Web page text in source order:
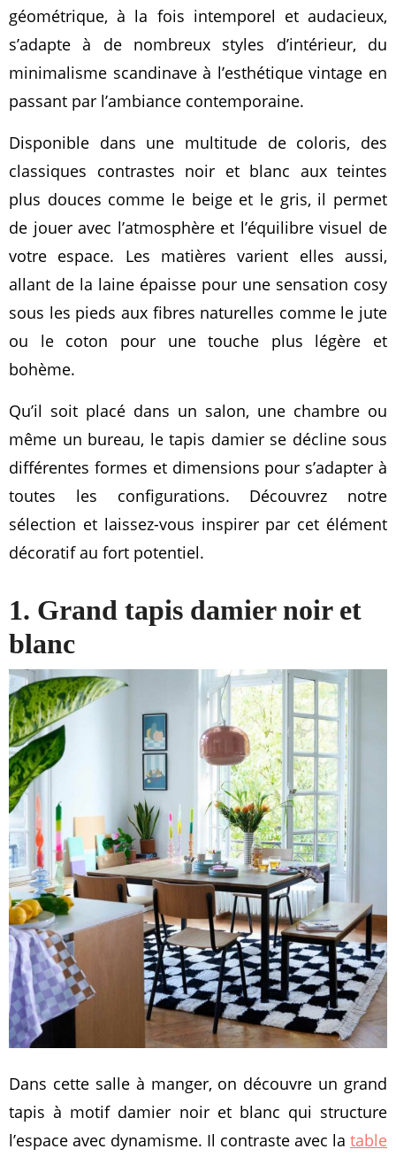
géométrique, à la fois intemporel et audacieux,
s’adapte à de nombreux styles d’intérieur, du
minimalisme scandinave à l’esthétique vintage en
passant par l’ambiance contemporaine.
Disponible dans une multitude de coloris, des
classiques contrastes noir et blanc aux teintes
plus douces comme le beige et le gris, il permet
de jouer avec l’atmosphère et l’équilibre visuel de
votre espace. Les matières varient elles aussi,
allant de la laine épaisse pour une sensation cosy
sous les pieds aux fibres naturelles comme le jute
ou le coton pour une touche plus légère et
bohème.
Qu’il soit placé dans un salon, une chambre ou
même un bureau, le tapis damier se décline sous
différentes formes et dimensions pour s’adapter à
toutes les configurations. Découvrez notre
sélection et laissez-vous inspirer par cet élément
décoratif au fort potentiel.
1. Grand tapis damier noir et
blanc
Dans cette salle à manger, on découvre un grand
tapis à motif damier noir et blanc qui structure
l’espace avec dynamisme. Il contraste avec la table